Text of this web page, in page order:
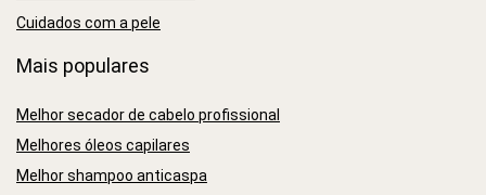
Cuidados com a pele
Mais populares
Melhor secador de cabelo profissional
Melhores óleos capilares
Melhor shampoo anticaspa